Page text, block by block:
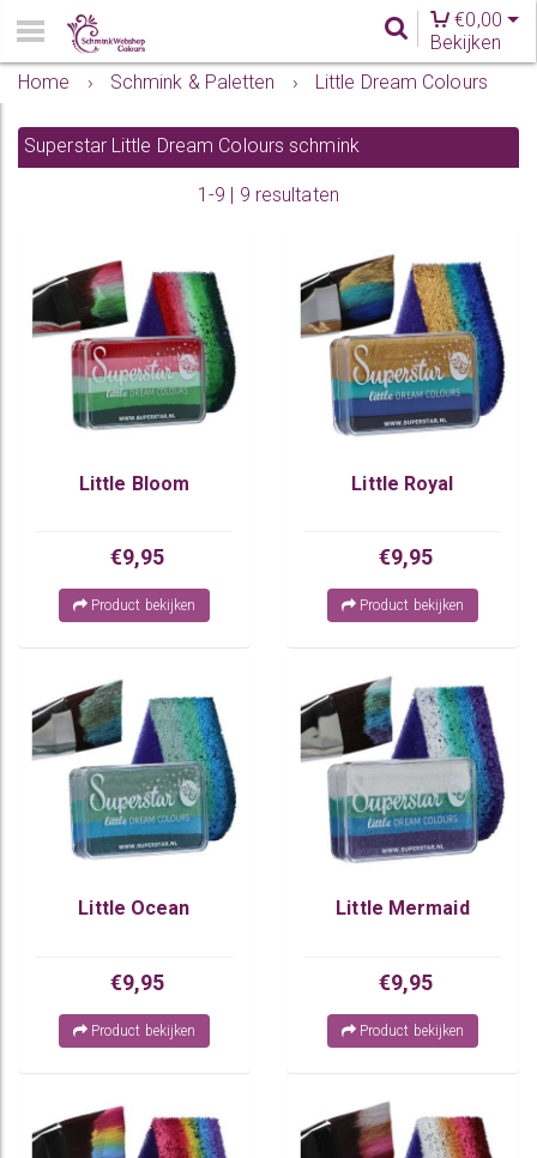
€0,00
Bekijken
Home
› Schmink & Paletten › Little Dream Colours
Superstar Little Dream Colours schmink
1-9 | 9 resultaten
Little Bloom
€9,95
Product bekijken
Little Royal
€9,95
Product bekijken
Little Ocean
€9,95
Product bekijken
Little Mermaid
€9,95
Product bekijken